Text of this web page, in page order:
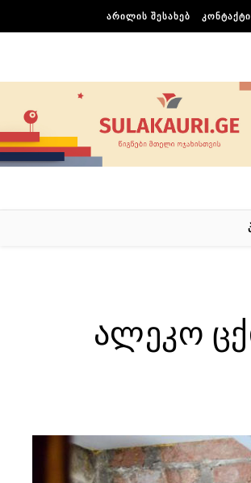
ᲐᲠᲘᲚᲘᲡ ᲨᲔᲡᲐᲮᲔᲑ ᲙᲝᲜᲢᲐᲥᲢᲘ
ალეკო